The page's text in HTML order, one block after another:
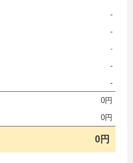
-
-
-
-
-
0円
0円
0円